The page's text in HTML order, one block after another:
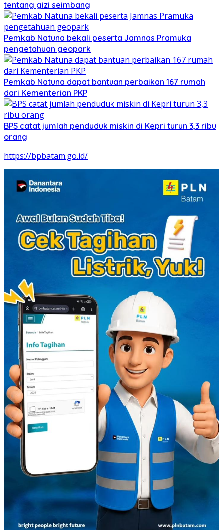
tentang gizi seimbang
Pemkab Natuna bekali peserta Jamnas Pramuka
pengetahuan geopark
Pemkab Natuna dapat bantuan perbaikan 167 rumah
dari Kementerian PKP
BPS catat jumlah penduduk miskin di Kepri turun 3,3 ribu
orang
https://bpbatam.go.id/